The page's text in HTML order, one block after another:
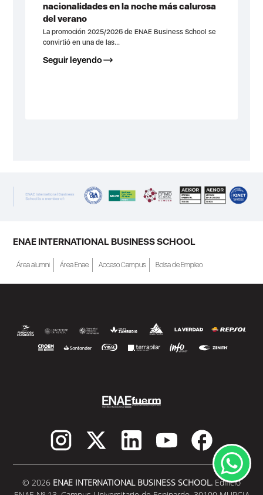
nacionalidades en la noche más calurosa
del verano
La promoción 2025/2026 de ENAE Business School se
convirtió en una de las...
Seguir leyendo
ENAE INTERNATIONAL BUSINESS SCHOOL
Área alumni Área Enae Acceso Campus Bolsa de Empleo
© 2026 ENAE INTERNATIONAL BUSINESS SCHOOL. Edificio